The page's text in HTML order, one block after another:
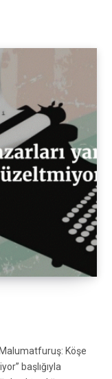
Köşe
başlığıyla